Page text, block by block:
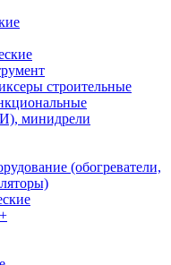
строительные
минидрели
(обогреватели,